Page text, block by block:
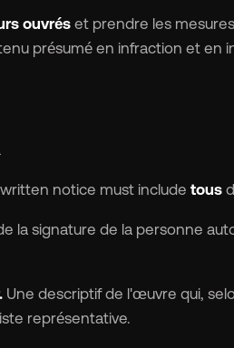
ouvréset prendre les
présumé en infraction et en
written notice must include tous
la signature de la personne
Une descriptif de l'œuvre qui,
représentative.